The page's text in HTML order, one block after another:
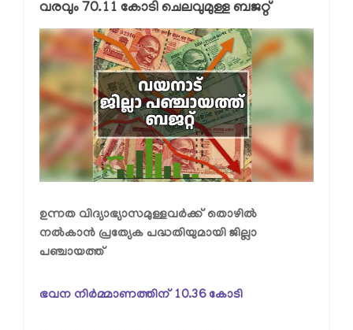
വരവും 70.11 കോടി ചെലവുമുള്ള ബജറ്റ്
ഉന്നത വിദ്യാഭ്യാസമുള്ളവര്‍ക്ക് തൊഴില്‍
നല്‍കാന്‍ പ്രത്യേക പദ്ധതിയുമായി ജില്ലാ
പഞ്ചായത്ത്
ഭവന നിര്‍മ്മാണത്തിന് 10.36 കോടി